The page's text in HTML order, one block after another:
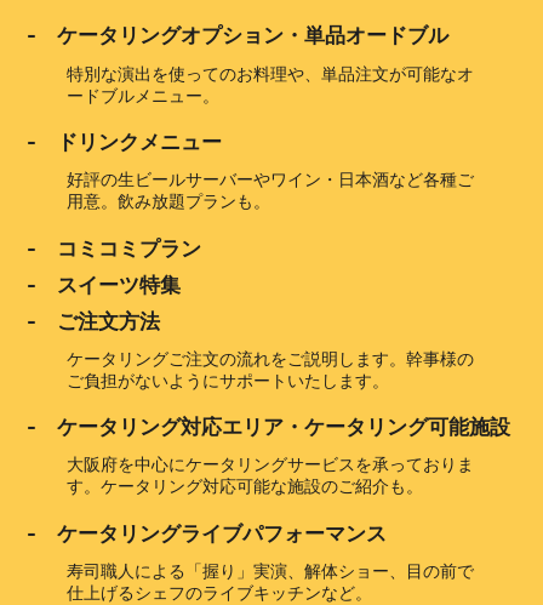
- ケータリングオプション・単品オードブル
特別な演出を使ってのお料理や、単品注文が可能なオ
ードブルメニュー。
- ドリンクメニュー
好評の生ビールサーバーやワイン・日本酒など各種ご
用意。飲み放題プランも。
- コミコミプラン
- スイーツ特集
- ご注文方法
ケータリングご注文の流れをご説明します。幹事様の
ご負担がないようにサポートいたします。
- ケータリング対応エリア・ケータリング可能施設
大阪府を中心にケータリングサービスを承っておりま
す。ケータリング対応可能な施設のご紹介も。
- ケータリングライブパフォーマンス
寿司職人による「握り」実演、解体ショー、目の前で
仕上げるシェフのライブキッチンなど。